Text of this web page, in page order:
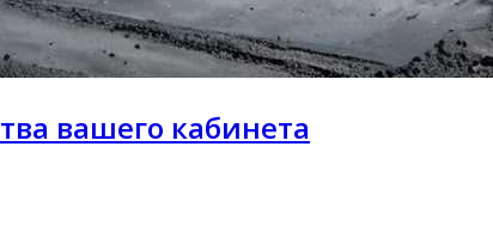
вашего кабинета